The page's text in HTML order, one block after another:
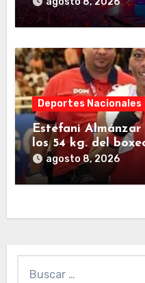
Caribe
Deportes Nacionales
Estefani
los 54 kg. del
agosto 8, 2026